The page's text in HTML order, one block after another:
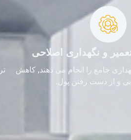
و نگهداری اصلاحی
جامع را انجام می دهند, کاهش
و از دست رفتن پول.